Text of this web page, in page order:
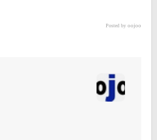
Posted by oojoo